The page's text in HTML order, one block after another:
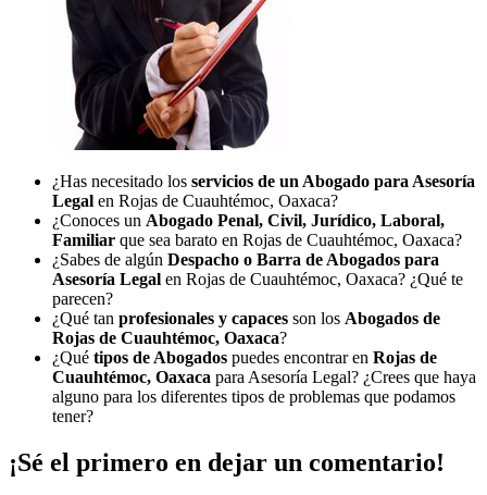
¿Has necesitado los servicios de un Abogado para Asesoría
Legal en Rojas de Cuauhtémoc, Oaxaca?
¿Conoces un Abogado Penal, Civil, Jurídico, Laboral,
Familiar que sea barato en Rojas de Cuauhtémoc, Oaxaca?
¿Sabes de algún Despacho o Barra de Abogados para
Asesoría Legal en Rojas de Cuauhtémoc, Oaxaca? ¿Qué te
parecen?
¿Qué tan profesionales y capaces son los Abogados de
Rojas de Cuauhtémoc, Oaxaca?
¿Qué tipos de Abogados puedes encontrar en Rojas de
Cuauhtémoc, Oaxaca para Asesoría Legal? ¿Crees que haya
alguno para los diferentes tipos de problemas que podamos
tener?
¡Sé el primero en dejar un comentario!